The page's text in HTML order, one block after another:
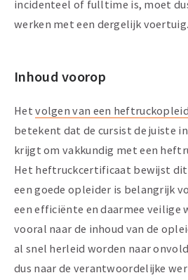
incidenteel of fulltime is, moet
werken met een dergelijk voertuig.
Inhoud voorop
Hetvolgen van een
betekent dat de cursist de juiste
krijgt om vakkundig met een
Het heftruckcertificaat bewijst
een goede opleider is belangrijk
een efficiënte en daarmee veilige
vooral naar de inhoud van de
al snel herleid worden naar
dus naar de verantwoordelijke